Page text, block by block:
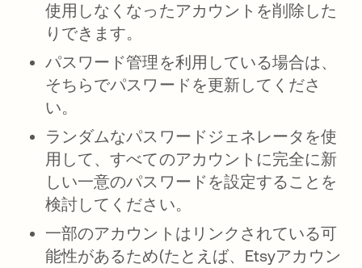
使用しなくなったアカウントを削除した
りできます。
パスワード管理を利用している場合は、
そちらでパスワードを更新してくださ
い。
ランダムなパスワードジェネレータを使
用して、すべてのアカウントに完全に新
しい一意のパスワードを設定することを
検討してください。
一部のアカウントはリンクされている可
能性があるため(たとえば、Etsyアカウン